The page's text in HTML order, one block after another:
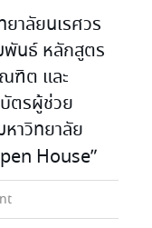
าลัยนเรศวร
พันธ์ หลักสูตร
ฑิต และ
ตรผู้ช่วย
าวิทยาลัย
House”